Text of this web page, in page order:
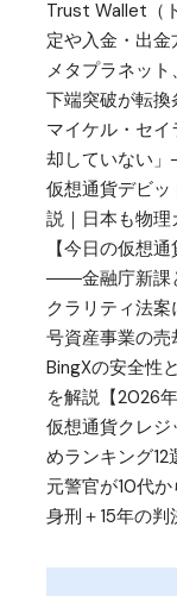
Trust Wallet（
定や入金・出
メタプラネッ
下端突破が転
マイケル・セ
却していない
仮想通貨デビ
説｜日本も物
【今日の仮想
――金融庁新課
クラリティ法
号資産事業の売
BingXの安全性
を解説【2026年
仮想通貨クレ
めランキング12
元警官が10代
身刑＋15年の判